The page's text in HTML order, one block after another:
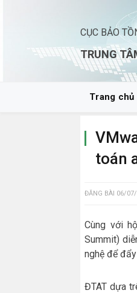
CỤC BẢO
TRUNG
Trang chủ
toán
ĐĂNG BÀI 06/
Cùng với
Summit)
nghệ để
ĐTAT dựa